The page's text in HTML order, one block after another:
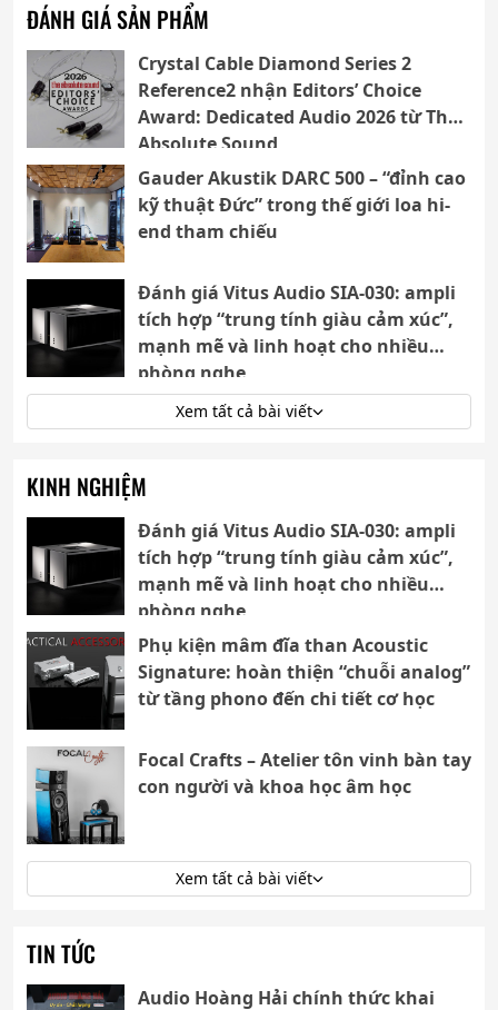
ĐÁNH GIÁ SẢN PHẨM
Crystal Cable Diamond Series 2
Reference2 nhận Editors’ Choice
Award: Dedicated Audio 2026 từ The
Absolute Sound
Gauder Akustik DARC 500 – “đỉnh cao
kỹ thuật Đức” trong thế giới loa hi-
end tham chiếu
Đánh giá Vitus Audio SIA-030: ampli
tích hợp “trung tính giàu cảm xúc”,
mạnh mẽ và linh hoạt cho nhiều
phòng nghe
Xem tất cả bài viết
KINH NGHIỆM
Đánh giá Vitus Audio SIA-030: ampli
tích hợp “trung tính giàu cảm xúc”,
mạnh mẽ và linh hoạt cho nhiều
phòng nghe
Phụ kiện mâm đĩa than Acoustic
Signature: hoàn thiện “chuỗi analog”
từ tầng phono đến chi tiết cơ học
Focal Crafts – Atelier tôn vinh bàn tay
con người và khoa học âm học
Xem tất cả bài viết
TIN TỨC
Audio Hoàng Hải chính thức khai